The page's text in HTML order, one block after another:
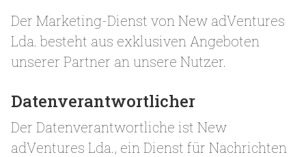
Der Marketing-Dienst von New adVentures
Lda. besteht aus exklusiven Angeboten
unserer Partner an unsere Nutzer.
Datenverantwortlicher
Der Datenverantwortliche ist New
adVentures Lda., ein Dienst für Nachrichten